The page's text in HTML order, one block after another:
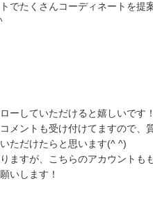
でたくさんコーディネートを提
ーしていただけると嬉しいです
メントも受け付けてますので、
ただけたらと思います(^ ^)
ますが、こちらのアカウントも
いします！